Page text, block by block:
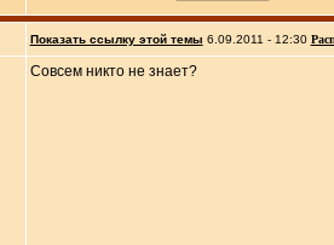
Показать ссылку этой темы 6.09.2011 - 12:30
Совсем никто не знает?